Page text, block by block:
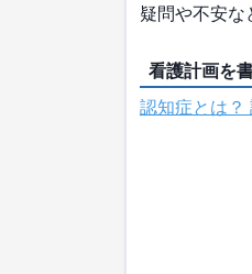
疑問や不安
看護計画を
認知症とは？